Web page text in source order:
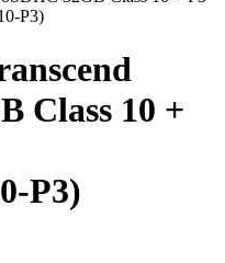
P3)
Class 10 +
P3)